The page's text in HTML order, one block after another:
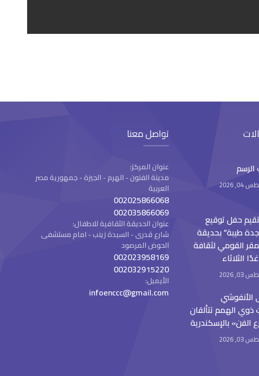
تواصل معنا
عنوان المركز:
مدينة الفنون - الهرم - الجيزة - جمهورية مصر
العربية
002025866068
002035866069
عنوان الحديقة الثقافية للاطفال:
شارع قدرى - السيدة زينب - امام مستشفى
الحوض المرصود
002023958169
002032915220
الأيميل:
infoenccc@gmail.com
2026
حفل توقيع
طيبة” بحديقة
القومي لثقافة
الثلاثاء
2026
ذوي الهمم تتألقان
الفن» بالإسكندرية
2026